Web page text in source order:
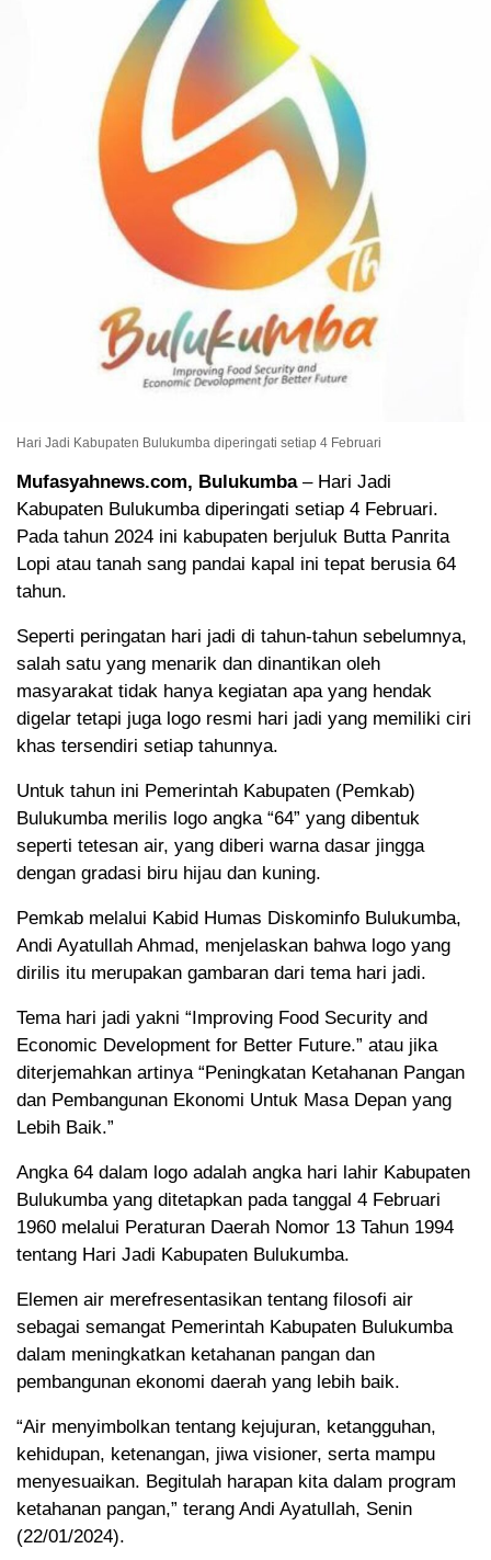
Hari Jadi Kabupaten Bulukumba diperingati setiap 4 Februari
Mufasyahnews.com, Bulukumba – Hari Jadi
Kabupaten Bulukumba diperingati setiap 4 Februari.
Pada tahun 2024 ini kabupaten berjuluk Butta Panrita
Lopi atau tanah sang pandai kapal ini tepat berusia 64
tahun.
Seperti peringatan hari jadi di tahun-tahun sebelumnya,
salah satu yang menarik dan dinantikan oleh
masyarakat tidak hanya kegiatan apa yang hendak
digelar tetapi juga logo resmi hari jadi yang memiliki ciri
khas tersendiri setiap tahunnya.
Untuk tahun ini Pemerintah Kabupaten (Pemkab)
Bulukumba merilis logo angka “64” yang dibentuk
seperti tetesan air, yang diberi warna dasar jingga
dengan gradasi biru hijau dan kuning.
Pemkab melalui Kabid Humas Diskominfo Bulukumba,
Andi Ayatullah Ahmad, menjelaskan bahwa logo yang
dirilis itu merupakan gambaran dari tema hari jadi.
Tema hari jadi yakni “Improving Food Security and
Economic Development for Better Future.” atau jika
diterjemahkan artinya “Peningkatan Ketahanan Pangan
dan Pembangunan Ekonomi Untuk Masa Depan yang
Lebih Baik.”
Angka 64 dalam logo adalah angka hari lahir Kabupaten
Bulukumba yang ditetapkan pada tanggal 4 Februari
1960 melalui Peraturan Daerah Nomor 13 Tahun 1994
tentang Hari Jadi Kabupaten Bulukumba.
Elemen air merefresentasikan tentang filosofi air
sebagai semangat Pemerintah Kabupaten Bulukumba
dalam meningkatkan ketahanan pangan dan
pembangunan ekonomi daerah yang lebih baik.
“Air menyimbolkan tentang kejujuran, ketangguhan,
kehidupan, ketenangan, jiwa visioner, serta mampu
menyesuaikan. Begitulah harapan kita dalam program
ketahanan pangan,” terang Andi Ayatullah, Senin
(22/01/2024).